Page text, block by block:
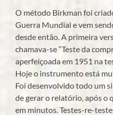
O método Birkman foi
Guerra Mundial e vem
desde então. A primeira
chamava-se “Teste da
aperfeiçoada em 1951 na
Hoje o instrumento está
Foi desenvolvido todo um
de gerar o relatório, após
em minutos. Testes-re-